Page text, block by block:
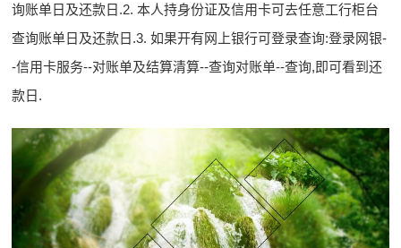
询账单日及还款日.2. 本人持身份证及信用卡可去任意工行柜台
查询账单日及还款日.3. 如果开有网上银行可登录查询:登录网银-
-信用卡服务--对账单及结算清算--查询对账单--查询,即可看到还
款日.